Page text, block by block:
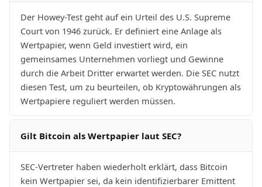
Der Howey-Test geht auf ein Urteil des U.S. Supreme
Court von 1946 zurück. Er definiert eine Anlage als
Wertpapier, wenn Geld investiert wird, ein
gemeinsames Unternehmen vorliegt und Gewinne
durch die Arbeit Dritter erwartet werden. Die SEC nutzt
diesen Test, um zu beurteilen, ob Kryptowährungen als
Wertpapiere reguliert werden müssen.
Gilt Bitcoin als Wertpapier laut SEC?
SEC-Vertreter haben wiederholt erklärt, dass Bitcoin
kein Wertpapier sei, da kein identifizierbarer Emittent